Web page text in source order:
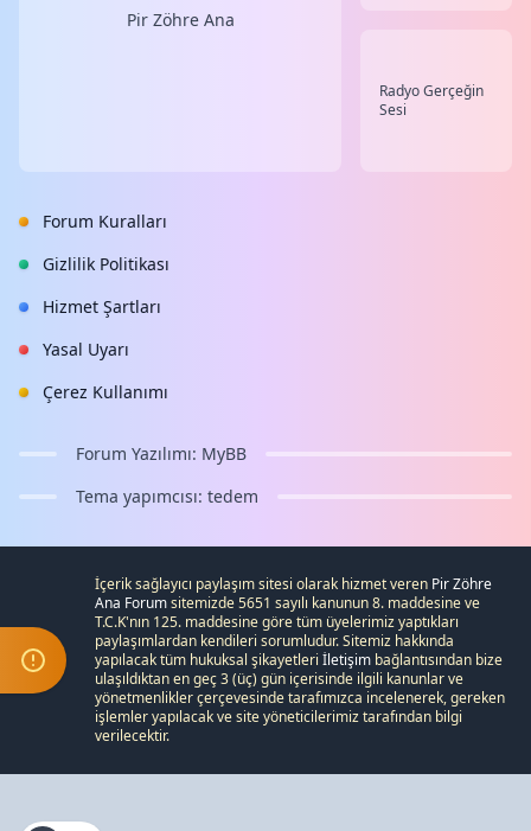
Pir Zöhre Ana
Radyo Gerçeğin
Sesi
Forum Kuralları
Gizlilik Politikası
Hizmet Şartları
Yasal Uyarı
Çerez Kullanımı
Forum Yazılımı: MyBB
Tema yapımcısı: tedem
İçerik sağlayıcı paylaşım sitesi olarak hizmet veren Pir Zöhre
Ana Forumsitemizde 5651 sayılı kanunun 8. maddesine ve
T.C.K'nın 125. maddesine göre tüm üyelerimiz yaptıkları
paylaşımlardan kendileri sorumludur. Sitemiz hakkında
yapılacak tüm hukuksal şikayetleri İletişim bağlantısından bize
ulaşıldıktan en geç 3 (üç) gün içerisinde ilgili kanunlar ve
yönetmenlikler çerçevesinde tarafımızca incelenerek, gereken
işlemler yapılacak ve site yöneticilerimiz tarafından bilgi
verilecektir.